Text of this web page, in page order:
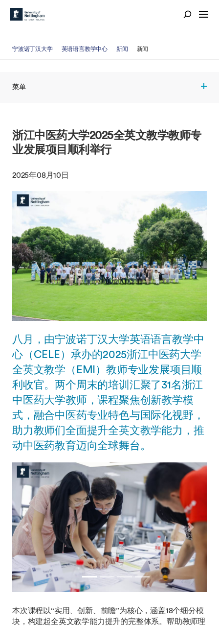
宁波诺丁汉大学 英语语言教学中心 新闻 新闻
菜单
浙江中医药大学2025全英文教学教师专
业发展项目顺利举行
2025年08月10日
八月，由宁波诺丁汉大学英语语言教学中
心（CELE）承办的2025浙江中医药大学
全英文教学（EMI）教师专业发展项目顺
利收官。两个周末的培训汇聚了31名浙江
中医药大学教师，课程聚焦创新教学模
式，融合中医药专业特色与国际化视野，
助力教师们全面提升全英文教学能力，推
动中医药教育迈向全球舞台。
Previous
本次课程以“实用、创新、前瞻”为核心，涵盖18个细分模
块，构建起全英文教学能力提升的完整体系。帮助教师理